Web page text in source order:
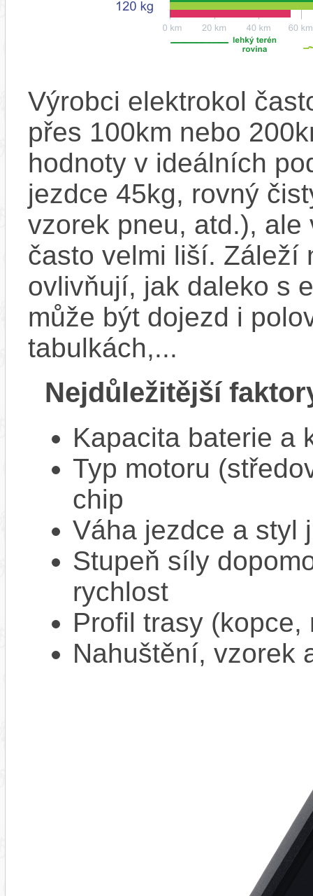
Výrobci elektrokol
přes 100km nebo
hodnoty v ideálních
jezdce 45kg, rovný
vzorek pneu, atd.),
často velmi liší. Záleží
ovlivňují, jak daleko s
může být dojezd i
tabulkách,...
Nejdůležitější
Kapacita baterie a
Typ motoru
chip
Váha jezdce a styl
Stupeň síly
rychlost
Profil trasy
Nahuštění, vzorek